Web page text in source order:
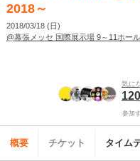
2018～
2018/03/18 (日)
@幕張メッセ 国際展示場 9～11ホー
気に
120
参加
概要 チケット タイム